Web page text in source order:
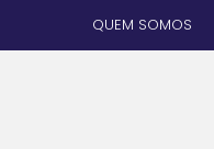
QUEM SOMOS